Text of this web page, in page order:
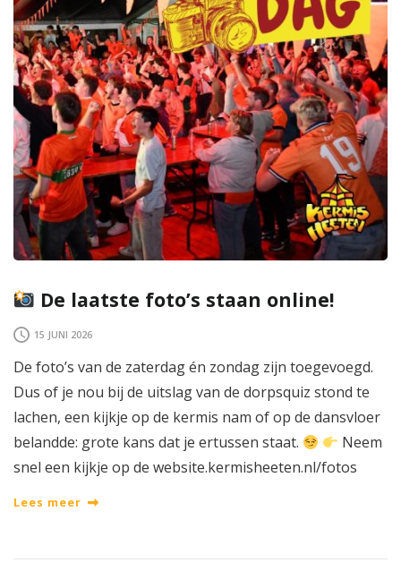
De laatste foto’s staan online!
15 JUNI 2026
De foto’s van de zaterdag én zondag zijn toegevoegd.
Dus of je nou bij de uitslag van de dorpsquiz stond te
lachen, een kijkje op de kermis nam of op de dansvloer
belandde: grote kans dat je ertussen staat.
Neem
snel een kijkje op de website.kermisheeten.nl/fotos
Lees meer